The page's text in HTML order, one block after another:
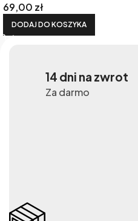
69,00 zł
DODAJ DO KOSZYKA
14 dni na zwrot
Za darmo